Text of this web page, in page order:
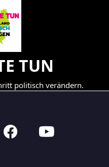
TUN
politisch verändern.